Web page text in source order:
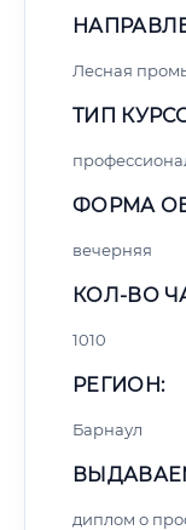
Лесная
ТИП
ФОРМА
вечерняя
КОЛ-ВО
1010
РЕГИОН:
Барнаул
диплом о